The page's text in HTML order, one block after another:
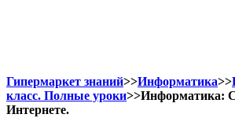
Гипермаркет знаний>>Информатика>>
класс. Полные уроки>>Информатика:
Интернете.